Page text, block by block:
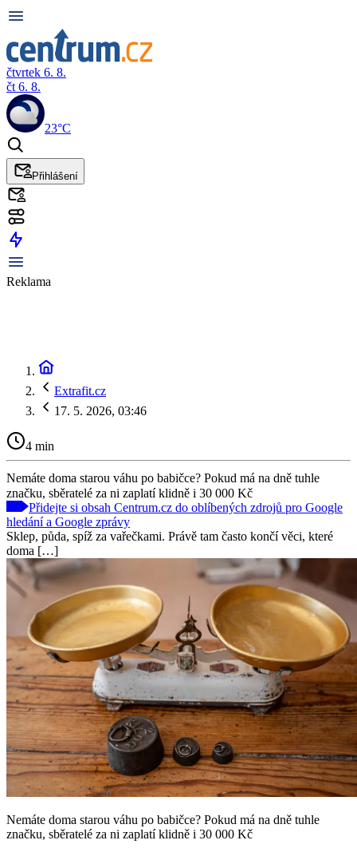
čtvrtek 6. 8.
čt 6. 8.
23°C
Přihlášení
Reklama
Extrafit.cz
17. 5. 2026, 03:46
4 min
Nemáte doma starou váhu po babičce? Pokud má na dně tuhle
značku, sběratelé za ni zaplatí klidně i 30 000 Kč
Přidejte si obsah Centrum.cz do oblíbených zdrojů pro Google
hledání a Google zprávy
Sklep, půda, spíž za vařečkami. Právě tam často končí věci, které
doma […]
Nemáte doma starou váhu po babičce? Pokud má na dně tuhle
značku, sběratelé za ni zaplatí klidně i 30 000 Kč